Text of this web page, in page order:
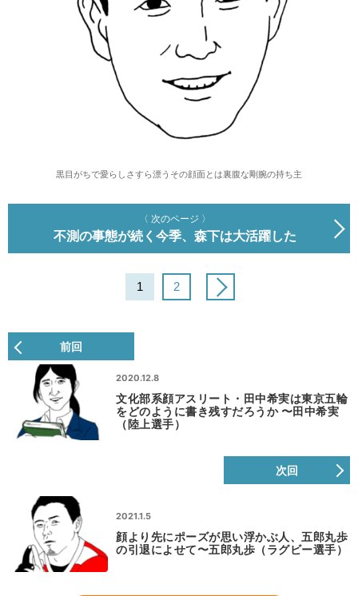
黒目がちで愛らしさすら漂うその顔面とは裏腹な剛腕の持ち主
〈 次のページ 〉
不測の事態が続く今季、森下は大活躍した
1 2
前回
2020.12.8
文化部系顔アスリート・田中希実は東京五輪
をどのように書き残すだろうか 〜田中希実
（陸上選手）
次回
2021.1.5
顔より先にポーズが思い浮かぶ人、五郎丸歩
の引退によせて〜五郎丸歩（ラグビー選手）